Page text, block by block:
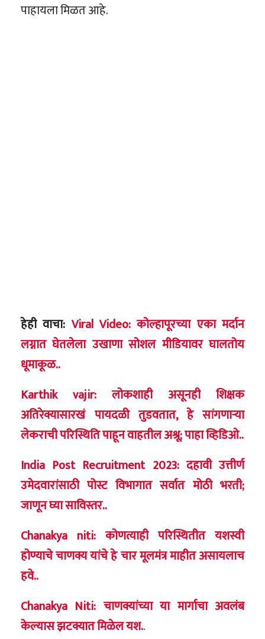
पाहायला मिळत आहे.
हेही वाचा: Viral Video: कोल्हापूरच्या एका मर्दान
लग्नात घेतलेला उखाणा सोशल मीडियावर घालतोय
धूमाकूळ..
Karthik vajir: लोकशाही असूनही शिक्षक
अतिरेक्यासारखं पायदळी तुडवतात, हे सांगणाऱ्या
लेकराची परिस्थिति पाहून वाहतील अश्रू; पाहा व्हिडिओ..
India Post Recruitment 2023: दहावी उत्तीर्ण
उमेदवारांसाठी पोस्ट विभागात सर्वात मोठी भरती;
जाणून घ्या साविस्तर..
Chanakya niti: कोणत्याही परिस्थितीत यशस्वी
होण्याचे चाणक्य यांचे हे चार मूलमंत्र माहीत असायलाच
हवे..
Chanakya Niti: चाणक्यांच्या या मार्गाचा अवलंब
केल्यास झटक्यात मिळेल यश..